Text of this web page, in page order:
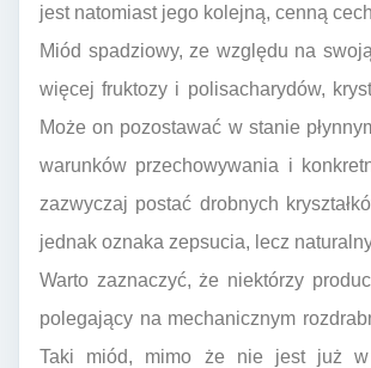
jest natomiast jego kolejną, cenną
Miód spadziowy, ze względu na
więcej fruktozy i polisacharydów,
Może on pozostawać w stanie
warunków przechowywania i
zazwyczaj postać drobnych
jednak oznaka zepsucia, lecz
Warto zaznaczyć, że niektórzy
polegający na mechanicznym
Taki miód, mimo że nie jest już w